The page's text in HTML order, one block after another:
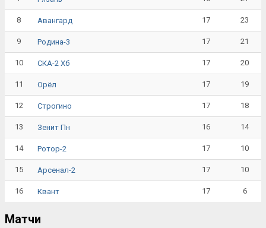
8 Авангард 17 23
9 Родина-3 17 21
10 СКА-2 Хб 17 20
11 Орёл 17 19
12 Строгино 17 18
13 Зенит Пн 16 14
14 Ротор-2 17 10
15 Арсенал-2 17 10
16 Квант 17 6
Матчи